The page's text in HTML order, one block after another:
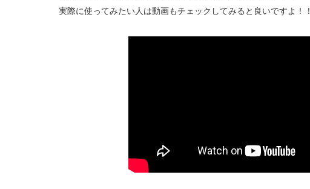
実際に使ってみたい人は動画もチェックしてみると良いですよ！！